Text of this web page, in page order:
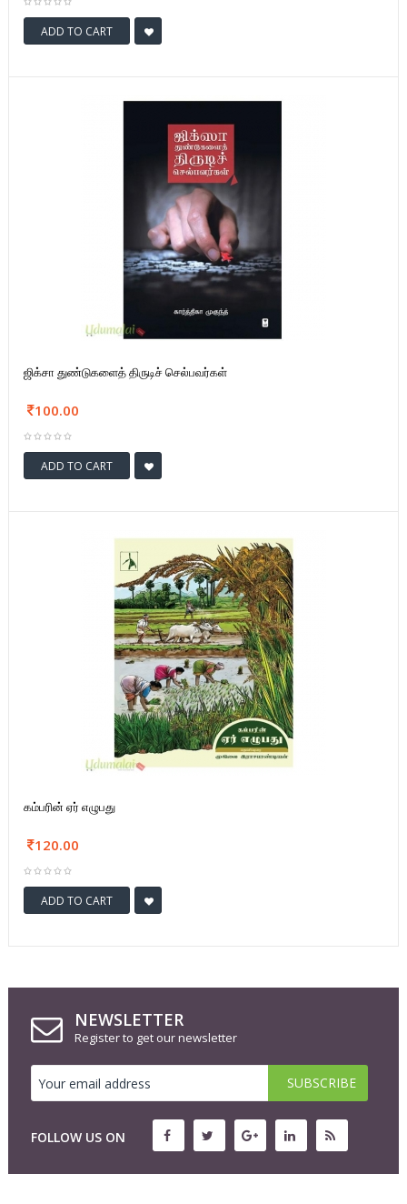
ADD TO CART
ஜிக்சா துண்டுகளைத் திருடிச் செல்பவர்கள்
100.00
ADD TO CART
கம்பரின் ஏர் எழுபது
120.00
ADD TO CART
NEWSLETTER
Register to get our newsletter
FOLLOW US ON